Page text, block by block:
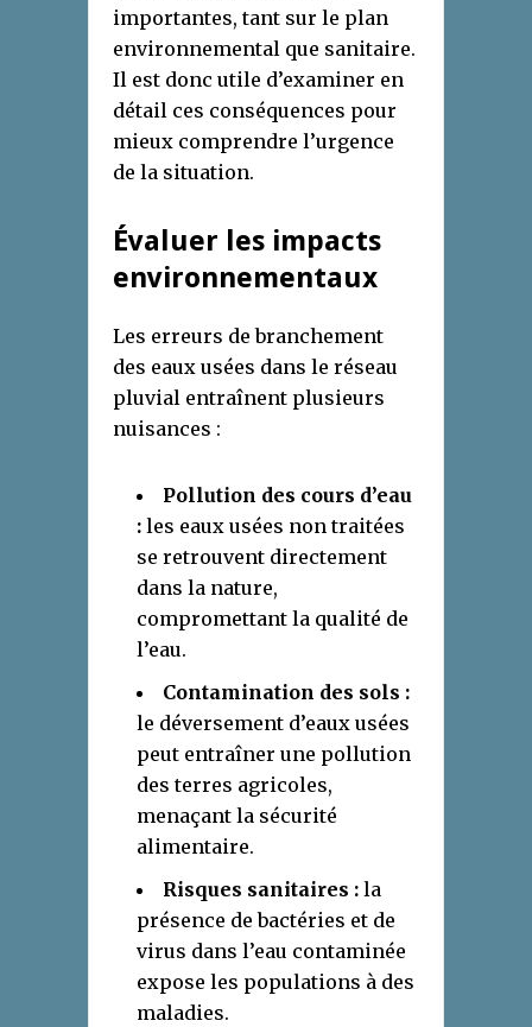
importantes, tant sur le plan
environnemental que sanitaire.
Il est donc utile d’examiner en
détail ces conséquences pour
mieux comprendre l’urgence
de la situation.
Évaluer les impacts
environnementaux
Les erreurs de branchement
des eaux usées dans le réseau
pluvial entraînent plusieurs
nuisances :
Pollution des cours d’eau
: les eaux usées non traitées
se retrouvent directement
dans la nature,
compromettant la qualité de
l’eau.
Contamination des sols :
le déversement d’eaux usées
peut entraîner une pollution
des terres agricoles,
menaçant la sécurité
alimentaire.
Risques sanitaires : la
présence de bactéries et de
virus dans l’eau contaminée
expose les populations à des
maladies.